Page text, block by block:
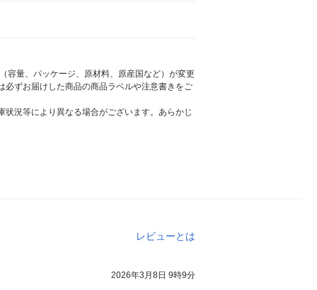
容量、パッケージ、原材料、原産国など）が変更
ずお届けした商品の商品ラベルや注意書きをご
況等により異なる場合がございます。あらかじ
レビューとは
2026年3月8日 9時9分